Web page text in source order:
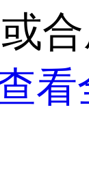
看